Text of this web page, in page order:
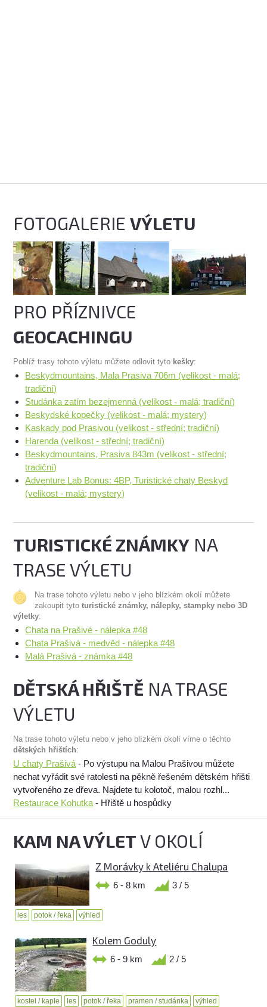
FOTOGALERIEVÝLETU
PRO PŘÍZNIVCE
GEOCACHINGU
Poblíž trasy tohoto výletu můžete odlovit tyto kešky:
Beskydmountains, Mala Prasiva 706m (velikost - malá;
tradiční)
Studánka zatím bezejmenná (velikost - malá; tradiční)
Beskydské kopečky (velikost - malá; mystery)
Kaskady pod Prasivou (velikost - střední; tradiční)
Harenda (velikost - střední; tradiční)
Beskydmountains, Prasiva 843m (velikost - střední;
tradiční)
Adventure Lab Bonus: 4BP, Turistické chaty Beskyd
(velikost - malá; mystery)
TURISTICKÉ ZNÁMKY NA
TRASE VÝLETU
Na trase tohoto výletu nebo v jeho blízkém okolí můžete
zakoupit tytoturistické známky, nálepky, stampky nebo 3D
výletky:
Chata na Prašivé - nálepka #48
Chata Prašivá - medvěd - nálepka #48
Malá Prašivá - známka #48
DĚTSKÁ HŘIŠTĚ NA TRASE
VÝLETU
Na trase tohoto výletu nebo v jeho blízkém okolí víme o těchto
dětských hřištích:
U chaty Prašivá - Po výstupu na Malou Prašivou můžete
nechat vyřádit své ratolesti na pěkně řešeném dětském hřišti
vytvořeného ze dřeva. Najdete tu kolotoč, malou rozhl...
Restaurace Kohutka - Hřiště u hospůdky
KAM NA VÝLETV OKOLÍ
Z Morávky k Ateliéru Chalupa
6 - 8 km 3 / 5
les potok / řeka výhled
Kolem Goduly
6 - 9 km 2 / 5
kostel / kaple les potok / řeka pramen / studánka výhled